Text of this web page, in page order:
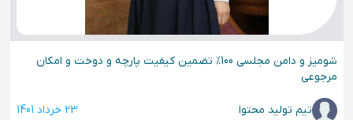
شومیز و دامن مجلسی 100% تضمین کیفیت پارچه و دوخت و امکان
مرجوعی
تیم تولید محتوا 23 خرداد 1401